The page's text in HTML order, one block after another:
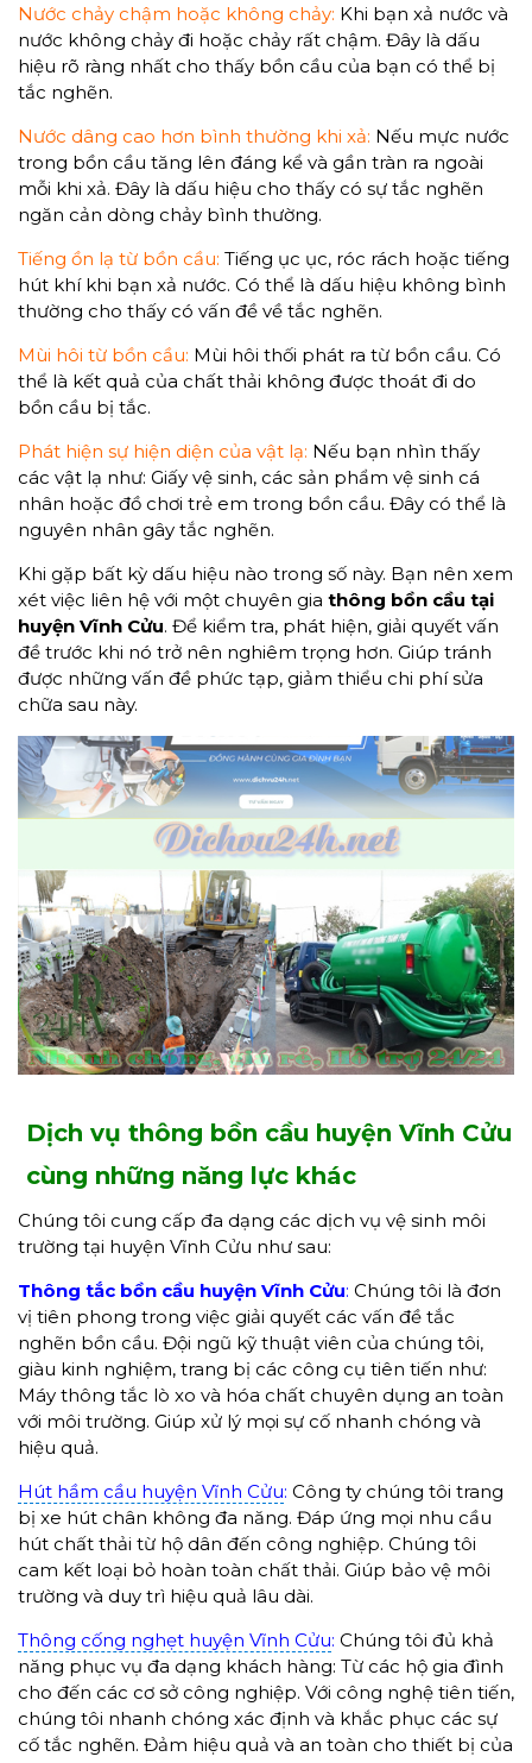
Nước chảy chậm hoặc không chảy: Khi bạn xả nước và
nước không chảy đi hoặc chảy rất chậm. Đây là dấu
hiệu rõ ràng nhất cho thấy bồn cầu của bạn có thể bị
tắc nghẽn.
Nước dâng cao hơn bình thường khi xả: Nếu mực nước
trong bồn cầu tăng lên đáng kể và gần tràn ra ngoài
mỗi khi xả. Đây là dấu hiệu cho thấy có sự tắc nghẽn
ngăn cản dòng chảy bình thường.
Tiếng ồn lạ từ bồn cầu: Tiếng ục ục, róc rách hoặc tiếng
hút khí khi bạn xả nước. Có thể là dấu hiệu không bình
thường cho thấy có vấn đề về tắc nghẽn.
Mùi hôi từ bồn cầu: Mùi hôi thối phát ra từ bồn cầu. Có
thể là kết quả của chất thải không được thoát đi do
bồn cầu bị tắc.
Phát hiện sự hiện diện của vật lạ: Nếu bạn nhìn thấy
các vật lạ như: Giấy vệ sinh, các sản phẩm vệ sinh cá
nhân hoặc đồ chơi trẻ em trong bồn cầu. Đây có thể là
nguyên nhân gây tắc nghẽn.
Khi gặp bất kỳ dấu hiệu nào trong số này. Bạn nên xem
xét việc liên hệ với một chuyên gia thông bồn cầu tại
huyện Vĩnh Cửu. Để kiểm tra, phát hiện, giải quyết vấn
đề trước khi nó trở nên nghiêm trọng hơn. Giúp tránh
được những vấn đề phức tạp, giảm thiểu chi phí sửa
chữa sau này.
Dịch vụ thông bồn cầu huyện Vĩnh Cửu
cùng những năng lực khác
Chúng tôi cung cấp đa dạng các dịch vụ vệ sinh môi
trường tại huyện Vĩnh Cửu như sau:
Thông tắc bồn cầu huyện Vĩnh Cửu: Chúng tôi là đơn
vị tiên phong trong việc giải quyết các vấn đề tắc
nghẽn bồn cầu. Đội ngũ kỹ thuật viên của chúng tôi,
giàu kinh nghiệm, trang bị các công cụ tiên tiến như:
Máy thông tắc lò xo và hóa chất chuyên dụng an toàn
với môi trường. Giúp xử lý mọi sự cố nhanh chóng và
hiệu quả.
Hút hầm cầu huyện Vĩnh Cửu: Công ty chúng tôi trang
bị xe hút chân không đa năng. Đáp ứng mọi nhu cầu
hút chất thải từ hộ dân đến công nghiệp. Chúng tôi
cam kết loại bỏ hoàn toàn chất thải. Giúp bảo vệ môi
trường và duy trì hiệu quả lâu dài.
Thông cống nghẹt huyện Vĩnh Cửu: Chúng tôi đủ khả
năng phục vụ đa dạng khách hàng: Từ các hộ gia đình
cho đến các cơ sở công nghiệp. Với công nghệ tiên tiến,
chúng tôi nhanh chóng xác định và khắc phục các sự
cố tắc nghẽn. Đảm hiệu quả và an toàn cho thiết bị của